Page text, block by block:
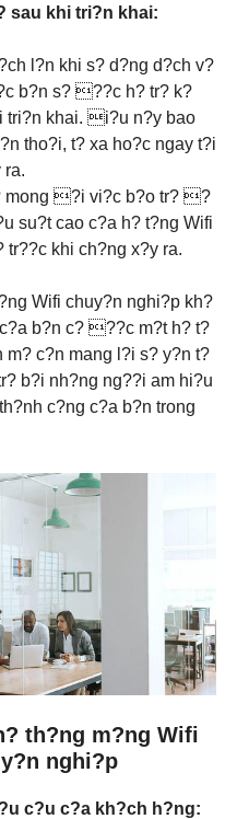
sau khi tri?n khai:
l?n khi s? d?ng d?ch v?
b?n s? ??c h? tr? k?
tri?n khai. i?u n?y bao
tho?i, t? xa ho?c ngay t?i
ra.
mong ?i vi?c b?o tr? ?
su?t cao c?a h? t?ng Wifi
khi ch?ng x?y ra.
Wifi chuy?n nghi?p kh?
b?n c? ??c m?t h? t?
m? c?n mang l?i s? y?n t?
b?i nh?ng ng??i am hi?u
c?ng c?a b?n trong
th?ng m?ng Wifi
nghi?p
c?u c?a kh?ch h?ng: